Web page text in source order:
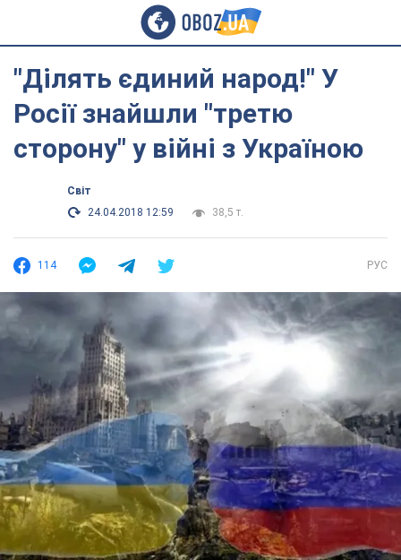
"Ділять єдиний народ!" У
Росії знайшли "третю
сторону" у війні з Україною
Світ
24.04.2018 12:59
38,5 т.
114 РУС